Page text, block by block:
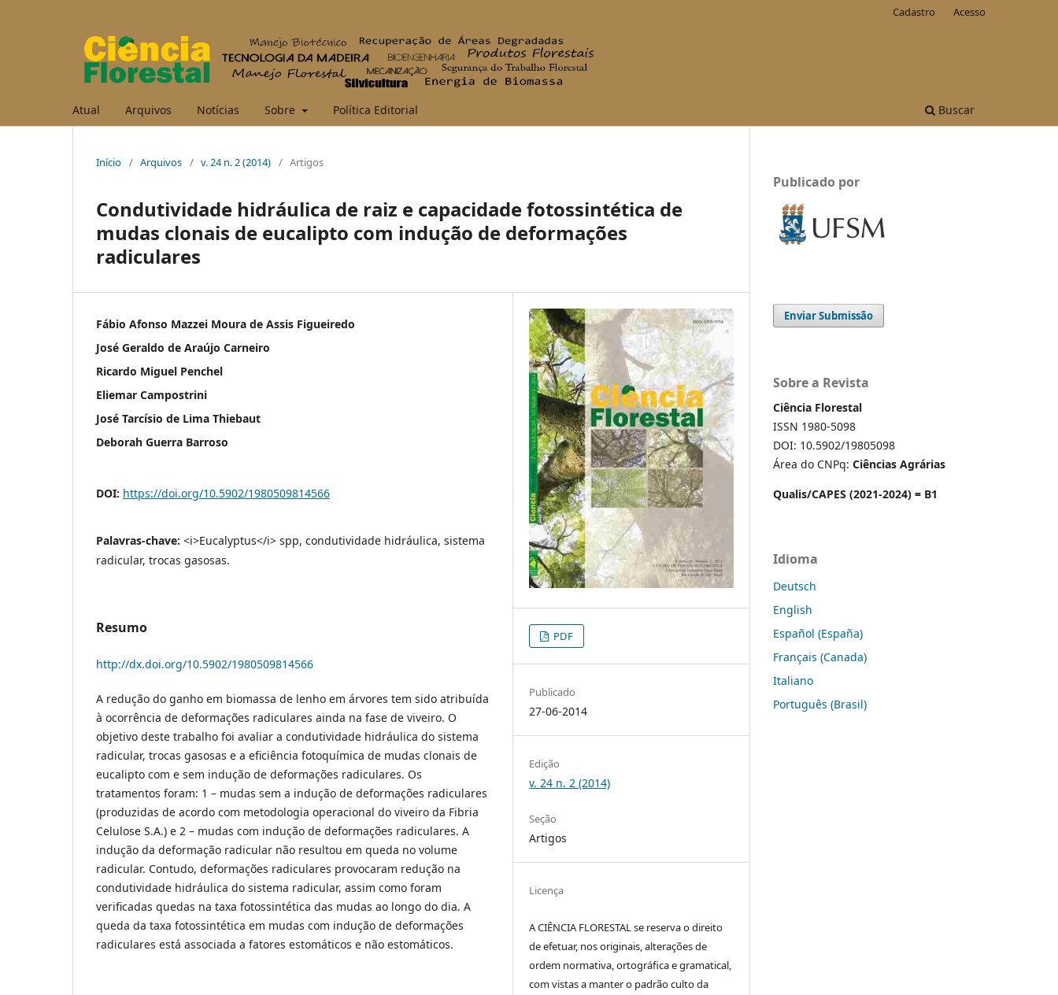
Atual Arquivos Notícias Sobre Política Editorial Buscar
Cadastro Acesso
Início / Arquivos / v. 24 n. 2 (2014) / Artigos
Condutividade hidráulica de raiz e capacidade fotossintética de
mudas clonais de eucalipto com indução de deformações
radiculares
Fábio Afonso Mazzei Moura de Assis Figueiredo
José Geraldo de Araújo Carneiro
Ricardo Miguel Penchel
Eliemar Campostrini
José Tarcísio de Lima Thiebaut
Deborah Guerra Barroso
DOI: https://doi.org/10.5902/1980509814566
Palavras-chave: <i>Eucalyptus</i> spp, condutividade hidráulica, sistema
radicular, trocas gasosas.
Resumo
http://dx.doi.org/10.5902/1980509814566
A redução do ganho em biomassa de lenho em árvores tem sido atribuída
à ocorrência de deformações radiculares ainda na fase de viveiro. O
objetivo deste trabalho foi avaliar a condutividade hidráulica do sistema
radicular, trocas gasosas e a eficiência fotoquímica de mudas clonais de
eucalipto com e sem indução de deformações radiculares. Os
tratamentos foram: 1 – mudas sem a indução de deformações radiculares
(produzidas de acordo com metodologia operacional do viveiro da Fibria
Celulose S.A.) e 2 – mudas com indução de deformações radiculares. A
indução da deformação radicular não resultou em queda no volume
radicular. Contudo, deformações radiculares provocaram redução na
condutividade hidráulica do sistema radicular, assim como foram
verificadas quedas na taxa fotossintética das mudas ao longo do dia. A
queda da taxa fotossintética em mudas com indução de deformações
radiculares está associada a fatores estomáticos e não estomáticos.
PDF
Publicado
27-06-2014
Edição
v. 24 n. 2 (2014)
Seção
Artigos
Licença
A CIÊNCIA FLORESTAL se reserva o direito
de efetuar, nos originais, alterações de
ordem normativa, ortográfica e gramatical,
com vistas a manter o padrão culto da
Publicado por
Enviar Submissão
Sobre a Revista
Ciência Florestal
ISSN 1980-5098
DOI: 10.5902/19805098
Área do CNPq: Ciências Agrárias
Qualis/CAPES (2021-2024) = B1
Idioma
Deutsch
English
Español (España)
Français (Canada)
Italiano
Português (Brasil)